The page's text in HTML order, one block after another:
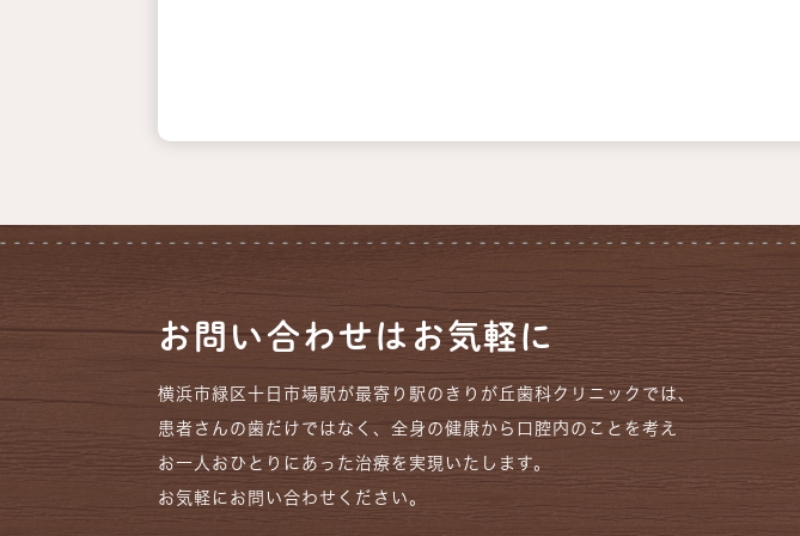
お問い合わせはお気軽に
横浜市緑区十日市場駅が最寄り駅のきりが丘歯科クリニックでは、
患者さんの歯だけではなく、全身の健康から口腔内のことを考え
お一人おひとりにあった治療を実現いたします。
お気軽にお問い合わせください。